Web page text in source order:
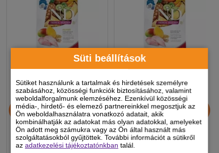
Süti beállítások
Sütiket használunk a tartalmak és hirdetések személyre
szabásához, közösségi funkciók biztosításához, valamint
weboldalforgalmunk elemzéséhez. Ezenkívül közösségi
média-, hirdető- és elemező partnereinkkel megosztjuk az
Ön weboldalhasználatra vonatkozó adatait, akik
kombinálhatják az adatokat más olyan adatokkal, amelyeket
Ön adott meg számukra vagy az Ön által használt más
szolgáltatásokból gyűjtöttek. További információt a sütikről
azadatkezelési tájékoztatónkban talál.
N&D Tropical Selection
Cat Chicken Neutered
Adult 300g
2 190 Ft
N&D Tropical Selection
Cat Chicken Adult 300g